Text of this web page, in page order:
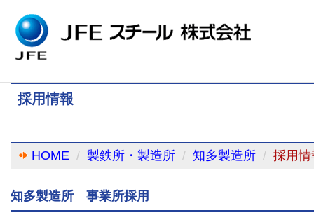
採用情報
HOME 製鉄所・製造所 知多製造所 採用情
知多製造所 事業所採用